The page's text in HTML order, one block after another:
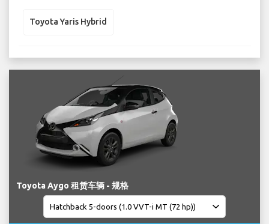
Toyota Yaris Hybrid
Toyota Aygo 租赁车辆 - 规格